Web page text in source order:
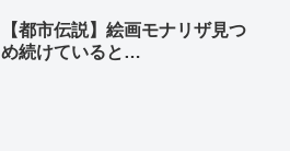
【都市伝説】絵画モナリザ見つ
め続けていると…